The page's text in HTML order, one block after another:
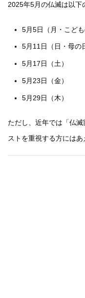
2025年5月の仏滅は以下
5月5日（月・こども
5月11日（日・母の
5月17日（土）
5月23日（金）
5月29日（木）
ただし、近年では「仏
ストを重視する方にはあ